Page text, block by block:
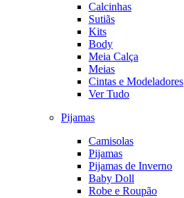
Calcinhas
Sutiãs
Kits
Body
Meia Calça
Meias
Cintas e Modeladores
Ver Tudo
Pijamas
Camisolas
Pijamas
Pijamas de Inverno
Baby Doll
Robe e Roupão